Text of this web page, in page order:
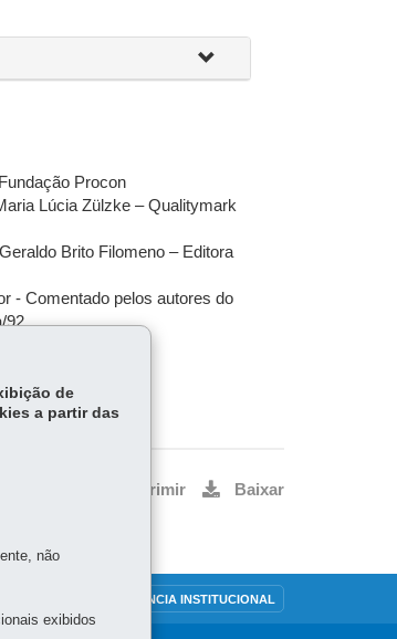
Procon
Lúcia Zülzke – Qualitymark
Brito Filomeno – Editora
- Comentado pelos autores do
92
Imprimir Baixar
TRANSPARÊNCIA INSTITUCIONAL
de
a partir das
não
exibidos